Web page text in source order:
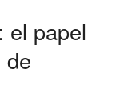
el papel
de